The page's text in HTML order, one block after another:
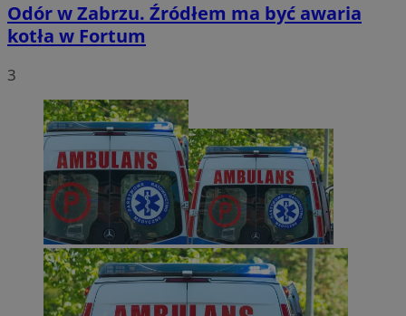
Odór w Zabrzu. Źródłem ma być awaria
kotła w Fortum
3